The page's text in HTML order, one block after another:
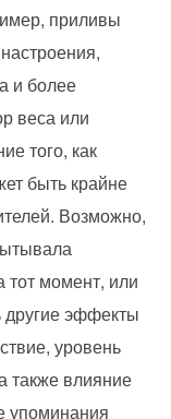
приливы
и более
веса или
того, как
быть крайне
Возможно,
момент, или
эффекты
уровень
также влияние
упоминания